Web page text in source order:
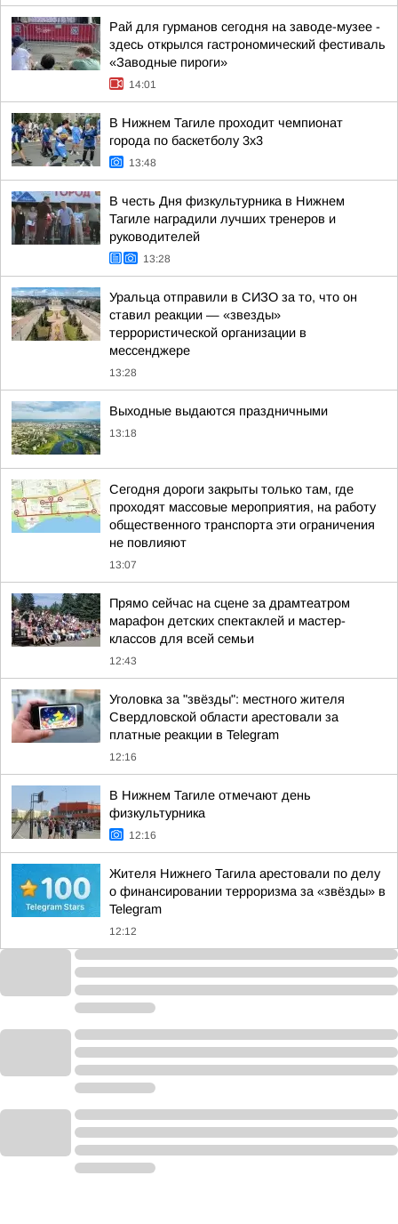
Рай для гурманов сегодня на заводе-музее -
здесь открылся гастрономический фестиваль
«Заводные пироги»
14:01
В Нижнем Тагиле проходит чемпионат
города по баскетболу 3х3
13:48
В честь Дня физкультурника в Нижнем
Тагиле наградили лучших тренеров и
руководителей
13:28
Уральца отправили в СИЗО за то, что он
ставил реакции — «звезды»
террористической организации в
мессенджере
13:28
Выходные выдаются праздничными
13:18
Сегодня дороги закрыты только там, где
проходят массовые мероприятия, на работу
общественного транспорта эти ограничения
не повлияют
13:07
Прямо сейчас на сцене за драмтеатром
марафон детских спектаклей и мастер-
классов для всей семьи
12:43
Уголовка за "звёзды": местного жителя
Свердловской области арестовали за
платные реакции в Telegram
12:16
В Нижнем Тагиле отмечают день
физкультурника
12:16
Жителя Нижнего Тагила арестовали по делу
о финансировании терроризма за «звёзды» в
Telegram
12:12